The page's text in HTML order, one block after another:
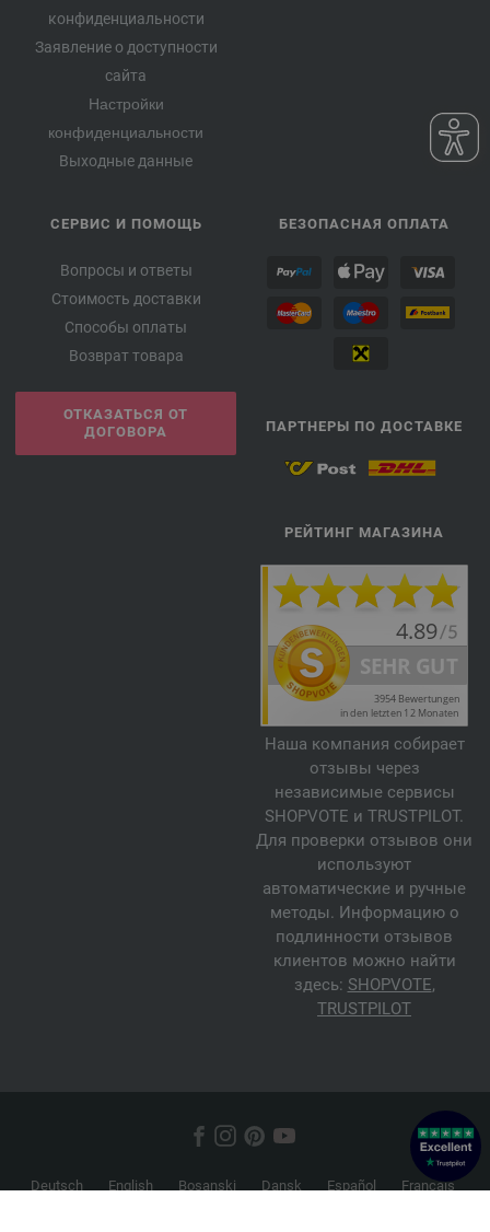
конфиденциальности
Заявление о доступности
сайта
Настройки
конфиденциальности
Выходные данные
СЕРВИС И ПОМОЩЬ
Вопросы и ответы
Стоимость доставки
Способы оплаты
Возврат товара
ОТКАЗАТЬСЯ ОТ
ДОГОВОРА
БЕЗОПАСНАЯ ОПЛАТА
ПАРТНЕРЫ ПО ДОСТАВКЕ
РЕЙТИНГ МАГАЗИНА
Наша компания собирает
отзывы через
независимые сервисы
SHOPVOTE и TRUSTPILOT.
Для проверки отзывов они
используют
автоматические и ручные
методы. Информацию о
подлинности отзывов
клиентов можно найти
здесь: SHOPVOTE,
TRUSTPILOT
Deutsch English Bosanski Dansk Español
Français